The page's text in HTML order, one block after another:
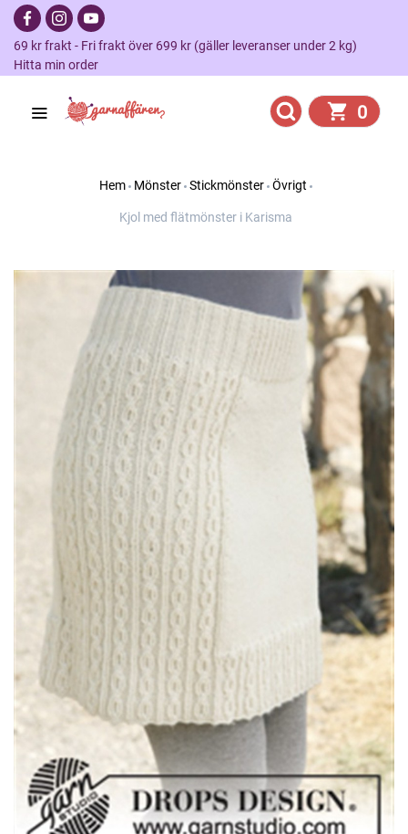
69 kr frakt - Fri frakt över 699 kr (gäller leveranser under 2 kg)
Hitta min order
0
Hem Mönster Stickmönster Övrigt
Kjol med flätmönster i Karisma